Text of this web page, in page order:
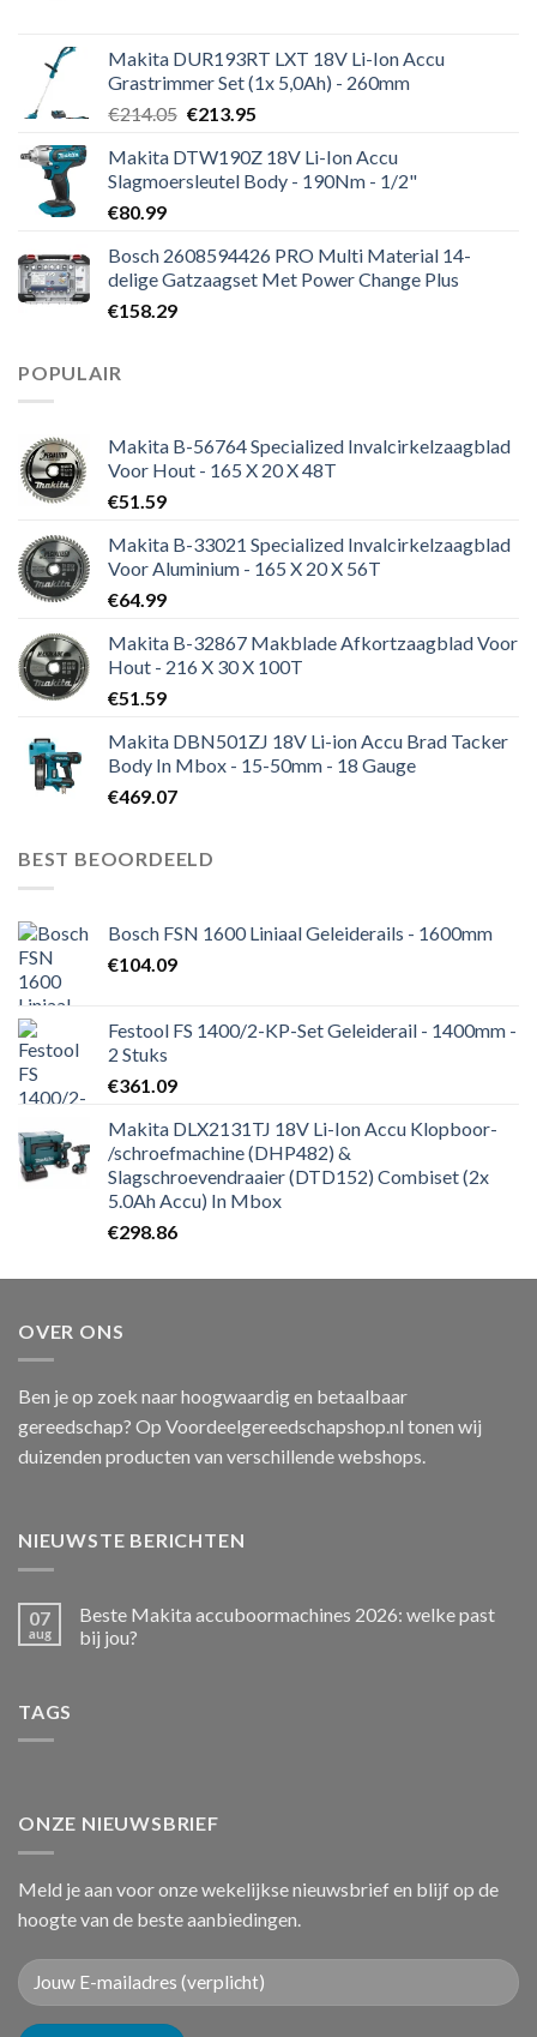
Makita DUR193RT LXT 18V Li-Ion Accu
Grastrimmer Set (1x 5,0Ah) - 260mm
€214.05 Oorspronkelijke
was:
€214.05.
€213.95Huidige
is:
€213.95.
Makita DTW190Z 18V Li-Ion Accu
Slagmoersleutel Body - 190Nm - 1/2"
€80.99
Bosch 2608594426 PRO Multi Material 14-
delige Gatzaagset Met Power Change Plus
€158.29
POPULAIR
Makita B-56764 Specialized Invalcirkelzaagblad
Voor Hout - 165 X 20 X 48T
€51.59
Makita B-33021 Specialized Invalcirkelzaagblad
Voor Aluminium - 165 X 20 X 56T
€64.99
Makita B-32867 Makblade Afkortzaagblad Voor
Hout - 216 X 30 X 100T
€51.59
Makita DBN501ZJ 18V Li-ion Accu Brad Tacker
Body In Mbox - 15-50mm - 18 Gauge
€469.07
BEST BEOORDEELD
Bosch FSN 1600 Liniaal Geleiderails - 1600mm
€104.09
Festool FS 1400/2-KP-Set Geleiderail - 1400mm -
2 Stuks
€361.09
Makita DLX2131TJ 18V Li-Ion Accu Klopboor-
/schroefmachine (DHP482) &
Slagschroevendraaier (DTD152) Combiset (2x
5.0Ah Accu) In Mbox
€298.86
OVER ONS
Ben je op zoek naar hoogwaardig en betaalbaar
gereedschap? Op Voordeelgereedschapshop.nl tonen wij
duizenden producten van verschillende webshops.
NIEUWSTE BERICHTEN
07
aug
Beste Makita accuboormachines 2026: welke past
bij jou?
TAGS
ONZE NIEUWSBRIEF
Meld je aan voor onze wekelijkse nieuwsbrief en blijf op de
hoogte van de beste aanbiedingen.